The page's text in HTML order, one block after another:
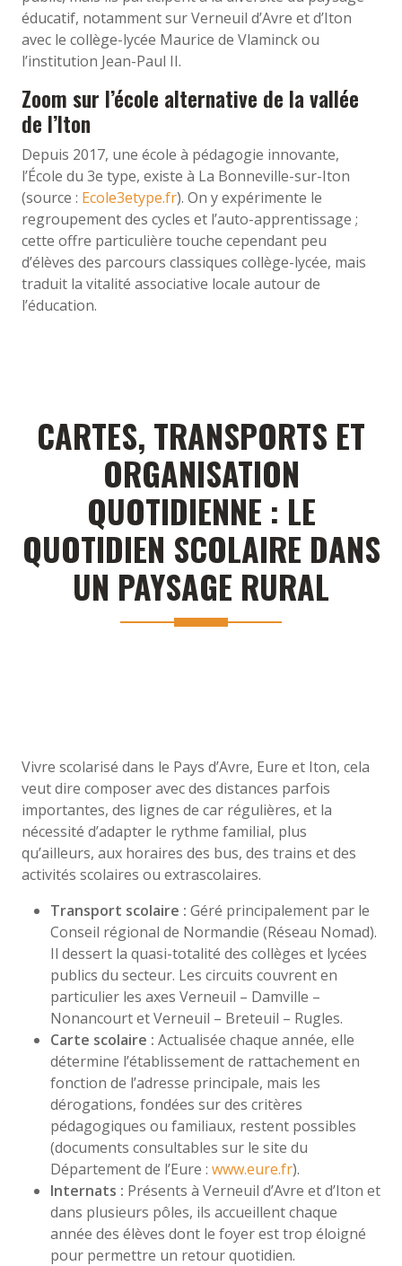
éducatif, notamment sur Verneuil d’Avre et d’Iton
avec le collège-lycée Maurice de Vlaminck ou
l’institution Jean-Paul II.
Zoom sur l’école alternative de la vallée
de l’Iton
Depuis 2017, une école à pédagogie innovante,
l’École du 3e type, existe à La Bonneville-sur-Iton
(source : Ecole3etype.fr). On y expérimente le
regroupement des cycles et l’auto-apprentissage ;
cette offre particulière touche cependant peu
d’élèves des parcours classiques collège-lycée, mais
traduit la vitalité associative locale autour de
l’éducation.
CARTES, TRANSPORTS ET
ORGANISATION
QUOTIDIENNE : LE
QUOTIDIEN SCOLAIRE DANS
UN PAYSAGE RURAL
Vivre scolarisé dans le Pays d’Avre, Eure et Iton, cela
veut dire composer avec des distances parfois
importantes, des lignes de car régulières, et la
nécessité d’adapter le rythme familial, plus
qu’ailleurs, aux horaires des bus, des trains et des
activités scolaires ou extrascolaires.
Transport scolaire : Géré principalement par le
Conseil régional de Normandie (Réseau Nomad).
Il dessert la quasi-totalité des collèges et lycées
publics du secteur. Les circuits couvrent en
particulier les axes Verneuil – Damville –
Nonancourt et Verneuil – Breteuil – Rugles.
Carte scolaire : Actualisée chaque année, elle
détermine l’établissement de rattachement en
fonction de l’adresse principale, mais les
dérogations, fondées sur des critères
pédagogiques ou familiaux, restent possibles
(documents consultables sur le site du
Département de l’Eure : www.eure.fr).
Internats : Présents à Verneuil d’Avre et d’Iton et
dans plusieurs pôles, ils accueillent chaque
année des élèves dont le foyer est trop éloigné
pour permettre un retour quotidien.